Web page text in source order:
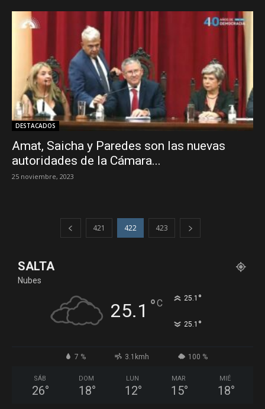
DESTACADOS
Amat, Saicha y Paredes son las nuevas
autoridades de la Cámara...
25 noviembre, 2023
421 422 423
SALTA
Nubes
25.1 °C 25.1 °
25.1 °
7 % 3.1kmh 100 %
SÁB
26°
DOM
18°
LUN
12°
MAR
15°
MIÉ
18°